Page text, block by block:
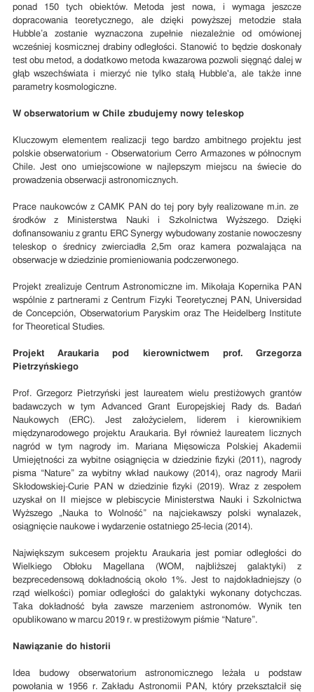
ponad 150 tych obiektów. Metoda jest nowa, i wymaga jeszcze
dopracowania teoretycznego, ale dzięki powyższej metodzie stała
Hubble’a zostanie wyznaczona zupełnie niezależnie od omówionej
wcześniej kosmicznej drabiny odległości. Stanowić to będzie doskonały
test obu metod, a dodatkowo metoda kwazarowa pozwoli sięgnąć dalej w
głąb wszechświata i mierzyć nie tylko stałą Hubble'a, ale także inne
parametry kosmologiczne.
W obserwatorium w Chile zbudujemy nowy teleskop
Kluczowym elementem realizacji tego bardzo ambitnego projektu jest
polskie obserwatorium - Obserwatorium Cerro Armazones w północnym
Chile. Jest ono umiejscowione w najlepszym miejscu na świecie do
prowadzenia obserwacji astronomicznych.
Prace naukowców z CAMK PAN do tej pory były realizowane m.in. ze
środków z Ministerstwa Nauki i Szkolnictwa Wyższego. Dzięki
dofinansowaniu z grantu ERC Synergy wybudowany zostanie nowoczesny
teleskop o średnicy zwierciadła 2,5m oraz kamera pozwalająca na
obserwacje w dziedzinie promieniowania podczerwonego.
Projekt zrealizuje Centrum Astronomiczne im. Mikołaja Kopernika PAN
wspólnie z partnerami z Centrum Fizyki Teoretycznej PAN, Universidad
de Concepción, Obserwatorium Paryskim oraz The Heidelberg Institute
for Theoretical Studies.
Projekt Araukaria pod kierownictwem prof. Grzegorza
Pietrzyńskiego
Prof. Grzegorz Pietrzyński jest laureatem wielu prestiżowych grantów
badawczych w tym Advanced Grant Europejskiej Rady ds. Badań
Naukowych (ERC). Jest założycielem, liderem i kierownikiem
międzynarodowego projektu Araukaria. Był również laureatem licznych
nagród w tym nagrody im. Mariana Mięsowicza Polskiej Akademii
Umiejętności za wybitne osiągnięcia w dziedzinie fizyki (2011), nagrody
pisma “Nature” za wybitny wkład naukowy (2014), oraz nagrody Marii
Skłodowskiej-Curie PAN w dziedzinie fizyki (2019). Wraz z zespołem
uzyskał on II miejsce w plebiscycie Ministerstwa Nauki i Szkolnictwa
Wyższego „Nauka to Wolność” na najciekawszy polski wynalazek,
osiągnięcie naukowe i wydarzenie ostatniego 25-lecia (2014).
Największym sukcesem projektu Araukaria jest pomiar odległości do
Wielkiego Obłoku Magellana (WOM, najbliższej galaktyki) z
bezprecedensową dokładnością około 1%. Jest to najdokładniejszy (o
rząd wielkości) pomiar odległości do galaktyki wykonany dotychczas.
Taka dokładność była zawsze marzeniem astronomów. Wynik ten
opublikowano w marcu 2019 r. w prestiżowym piśmie “Nature”.
Nawiązanie do historii
Idea budowy obserwatorium astronomicznego leżała u podstaw
powołania w 1956 r. Zakładu Astronomii PAN, który przekształcił się